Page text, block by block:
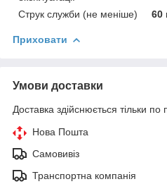
Струк служби (не меніше) 60
Приховати
Умови доставки
Доставка здійснюється тільки по
Нова Пошта
Самовивіз
Транспортна компанія